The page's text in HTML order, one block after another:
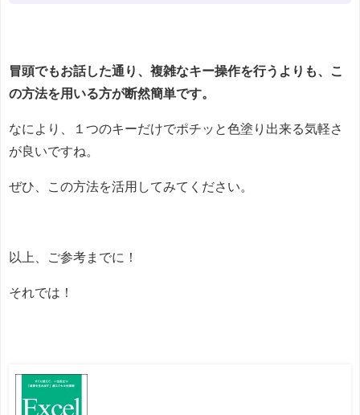
冒頭でもお話した通り、複雑なキー操作を行うよりも、こ
の方法を用いる方が断然簡単です。
なにより、１つのキーだけでポチッと色塗り出来る気軽さ
が良いですね。
ぜひ、この方法を活用してみてください。
以上、ご参考までに！
それでは！